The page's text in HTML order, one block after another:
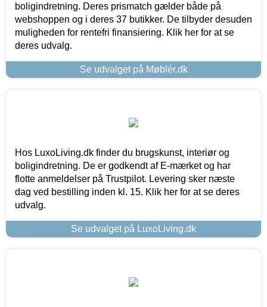
boligindretning. Deres prismatch gælder både på
webshoppen og i deres 37 butikker. De tilbyder desuden
muligheden for rentefri finansiering. Klik her for at se
deres udvalg.
Se udvalget på Møblér.dk
Hos LuxoLiving.dk finder du brugskunst, interiør og
boligindretning. De er godkendt af E-mærket og har
flotte anmeldelser på Trustpilot. Levering sker næste
dag ved bestilling inden kl. 15. Klik her for at se deres
udvalg.
Se udvalget på LuxoLiving.dk